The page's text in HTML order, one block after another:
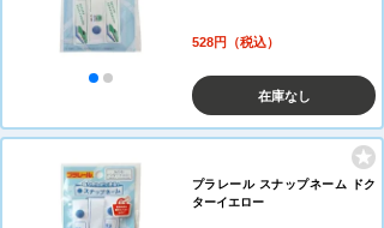
528円（税込）
在庫なし
プラレール スナップネーム ドク
ターイエロー